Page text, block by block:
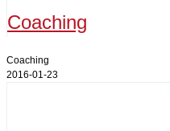
Coaching
Coaching
2016-01-23